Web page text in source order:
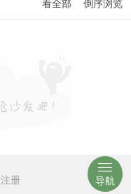
看全部 倒序浏览
注册 导航